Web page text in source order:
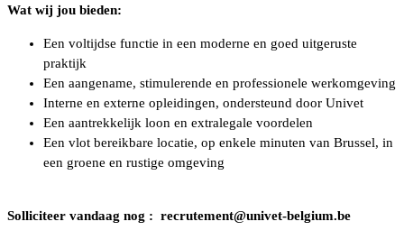
Wat wij jou bieden:
Een voltijdse functie in een moderne en goed uitgeruste
praktijk
Een aangename, stimulerende en professionele werkomgeving
Interne en externe opleidingen, ondersteund door Univet
Een aantrekkelijk loon en extralegale voordelen
Een vlot bereikbare locatie, op enkele minuten van Brussel, in
een groene en rustige omgeving
Solliciteer vandaag nog : recrutement@univet-belgium.be